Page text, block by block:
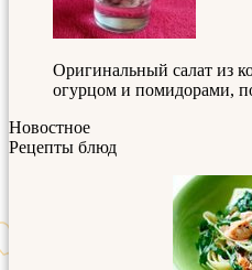
Оригинальный салат из
огурцом и помидорами,
Новостное
Рецепты блюд